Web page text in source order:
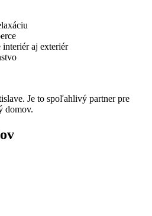
aj exteriér
Je to spoľahlivý partner pre
domov.